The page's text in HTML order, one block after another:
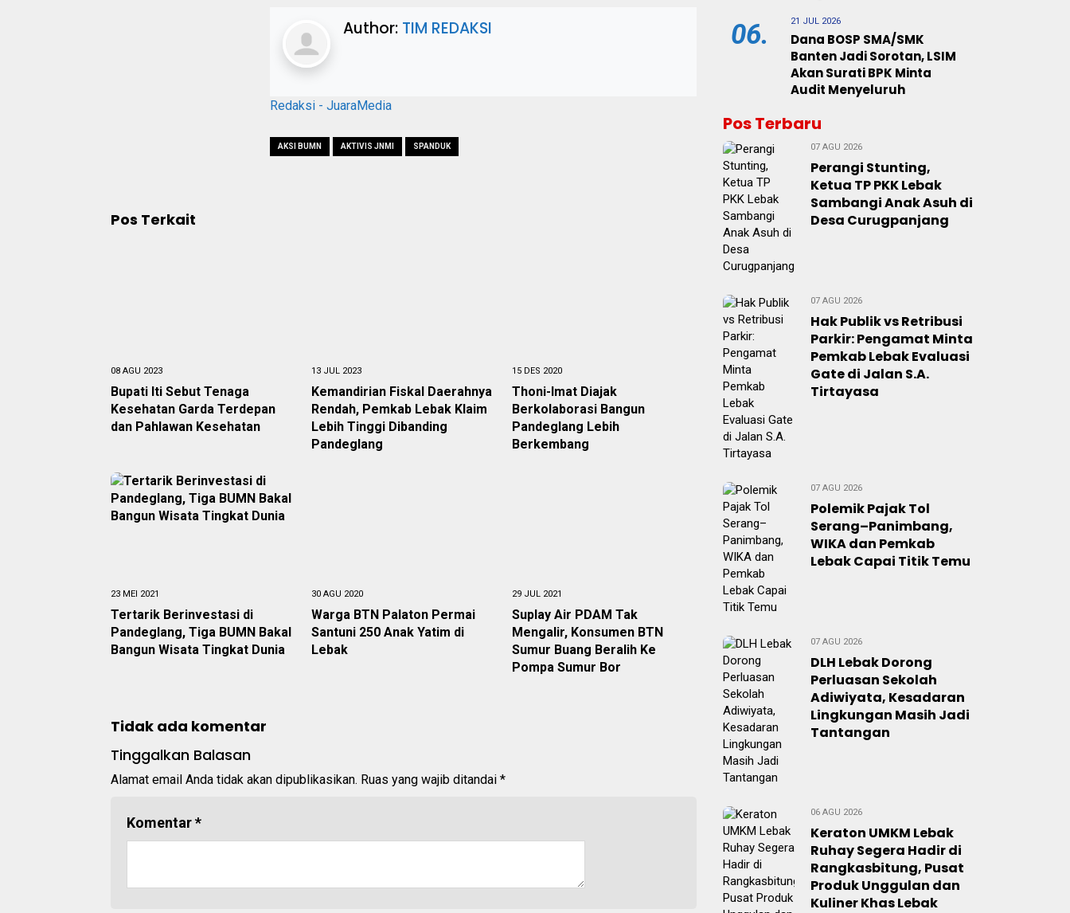
Author: TIM REDAKSI
Redaksi - JuaraMedia
AKSI BUMN AKTIVIS JNMI SPANDUK
Pos Terkait
08 AGU 2023
Bupati Iti Sebut Tenaga
Kesehatan Garda Terdepan
dan Pahlawan Kesehatan
13 JUL 2023
Kemandirian Fiskal Daerahnya
Rendah, Pemkab Lebak Klaim
Lebih Tinggi Dibanding
Pandeglang
15 DES 2020
Thoni-Imat Diajak
Berkolaborasi Bangun
Pandeglang Lebih
Berkembang
23 MEI 2021
Tertarik Berinvestasi di
Pandeglang, Tiga BUMN Bakal
Bangun Wisata Tingkat Dunia
30 AGU 2020
Warga BTN Palaton Permai
Santuni 250 Anak Yatim di
Lebak
29 JUL 2021
Suplay Air PDAM Tak
Mengalir, Konsumen BTN
Sumur Buang Beralih Ke
Pompa Sumur Bor
Tidak ada komentar
Tinggalkan Balasan
Alamat email Anda tidak akan dipublikasikan. Ruas yang wajib ditandai *
Komentar*
06. 21 JUL 2026
Dana BOSP SMA/SMK
Banten Jadi Sorotan, LSIM
Akan Surati BPK Minta
Audit Menyeluruh
Pos Terbaru
07 AGU 2026
Perangi Stunting,
Ketua TP PKK Lebak
Sambangi Anak Asuh di
Desa Curugpanjang
07 AGU 2026
Hak Publik vs Retribusi
Parkir: Pengamat Minta
Pemkab Lebak Evaluasi
Gate di Jalan S.A.
Tirtayasa
07 AGU 2026
Polemik Pajak Tol
Serang–Panimbang,
WIKA dan Pemkab
Lebak Capai Titik Temu
07 AGU 2026
DLH Lebak Dorong
Perluasan Sekolah
Adiwiyata, Kesadaran
Lingkungan Masih Jadi
Tantangan
06 AGU 2026
Keraton UMKM Lebak
Ruhay Segera Hadir di
Rangkasbitung, Pusat
Produk Unggulan dan
Kuliner Khas Lebak